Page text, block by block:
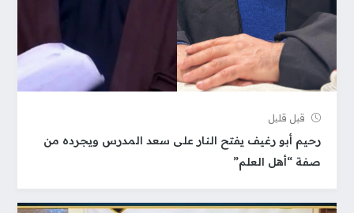
قبل قلیل
رحيم أبو رغيف يفتح النار على سعد المدرس ويجرده من
صفة “أهل العلم”